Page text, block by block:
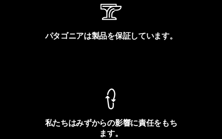
パタゴニアは製品を保証しています。
私たちはみずからの影響に責任をもち
ます。